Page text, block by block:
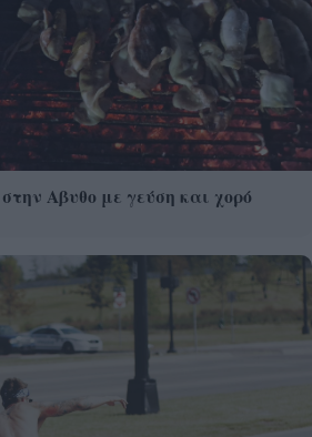
Αβυθο με γεύση και χορό